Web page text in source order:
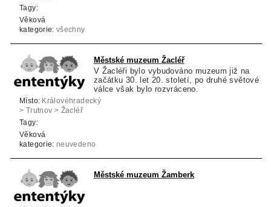
Vodňany
Tagy:
Věková
kategorie: všechny
Městské muzeum Žacléř
V Žacléři bylo vybudováno muzeum již na
začátku 30. let 20. století, po druhé světové
válce však bylo rozvráceno.
Místo: Královéhradecký
> Trutnov > Žacléř
Tagy:
Věková
kategorie: neuvedeno
Městské muzeum Žamberk